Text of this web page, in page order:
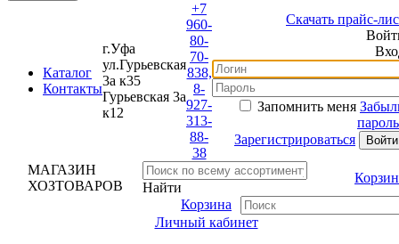
Каталог
Контакты
г.Уфа
ул.Гурьевская
3а к35
Гурьевская 3а
к12
+7
960-
80-
70-
838,
8-
927-
313-
88-
38
Скачать прайс-лист
Войти
Вход
Запомнить меня Забыли
пароль?
Зарегистрироваться
МАГАЗИН
ХОЗТОВАРОВ
Найти
Корзина
Корзина
Личный кабинет